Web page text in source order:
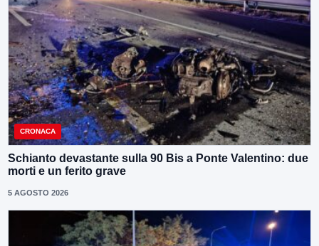
CRONACA
Schianto devastante sulla 90 Bis a Ponte Valentino: due
morti e un ferito grave
5 AGOSTO 2026